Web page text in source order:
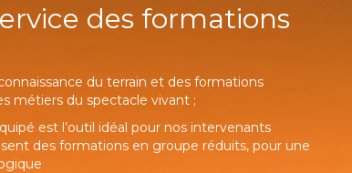
des formations
du terrain et des formations
métiers du spectacle vivant ;
est l’outil idéal pour nos intervenants
des formations en groupe réduits, pour une